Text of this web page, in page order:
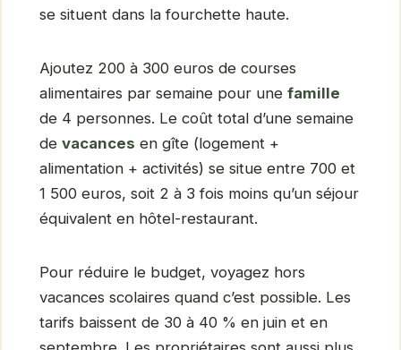
se situent dans la fourchette haute.
Ajoutez 200 à 300 euros de courses
alimentaires par semaine pour une famille
de 4 personnes. Le coût total d’une semaine
de vacances en gîte (logement +
alimentation + activités) se situe entre 700 et
1 500 euros, soit 2 à 3 fois moins qu’un séjour
équivalent en hôtel-restaurant.
Pour réduire le budget, voyagez hors
vacances scolaires quand c’est possible. Les
tarifs baissent de 30 à 40 % en juin et en